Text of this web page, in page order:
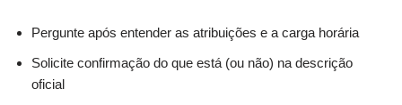
Pergunte após entender as atribuições e a carga horária
Solicite confirmação do que está (ou não) na descrição
oficial